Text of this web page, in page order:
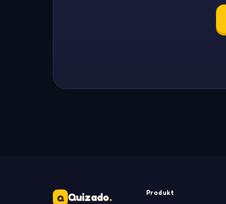
Q Quizado. Produkt